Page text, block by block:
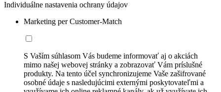
Individuálne nastavenia ochrany údajov
Marketing per Customer-Match
S Vaším súhlasom Vás budeme informovať aj o akciách
mimo našej webovej stránky a zobrazovať Vám príslušné
produkty. Na tento účel synchronizujeme Vaše zašifrované
osobné údaje s nasledujúcimi externými poskytovateľmi a